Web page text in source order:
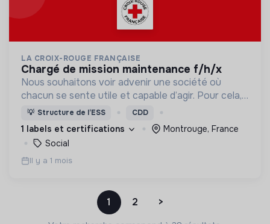
LA CROIX-ROUGE FRANÇAISE
chargé de mission maintenance f/h/x
Nous souhaitons voir advenir une société où
chacun se sente utile et capable d’agir. Pour cela,
nous proposons des moyens et des lieux
d’engagement innovants et adaptés à tous.
💡 Structure de l’ESS CDD
1 labels et certifications
Montrouge, France
Social
Il y a 1 mois
1 2 >